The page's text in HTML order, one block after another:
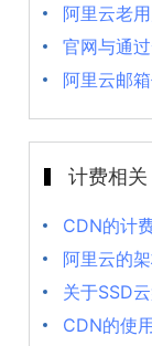
阿里云老
官网与通
阿里云邮
计费相关
CDN的计
阿里云的
关于SSD
CDN的使